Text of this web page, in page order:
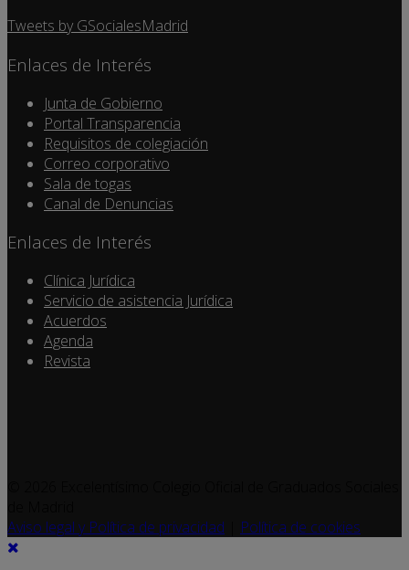
Tweets by GSocialesMadrid
Enlaces de Interés
Junta de Gobierno
Portal Transparencia
Requisitos de colegiación
Correo corporativo
Sala de togas
Canal de Denuncias
Enlaces de Interés
Clínica Jurídica
Servicio de asistencia Jurídica
Acuerdos
Agenda
Revista
Aviso legal y Política de privacidad
Política de cookies